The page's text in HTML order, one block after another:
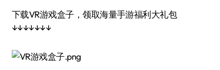
下载VR游戏盒子，领取海量手游福利大礼包
↓↓↓↓↓↓↓